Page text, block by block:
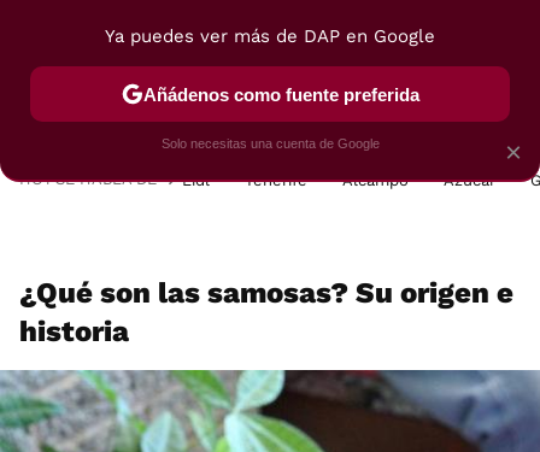
POSTRES VIAJES SELECCIÓN VEGUI
HOY SE HABLA DE Lidl Tenerife Alcampo Azúcar
¿Qué son las samosas? Su origen e
historia
×
Ya puedes ver más de DAP en Google
Añádenos como fuente preferida
Solo necesitas una cuenta de Google